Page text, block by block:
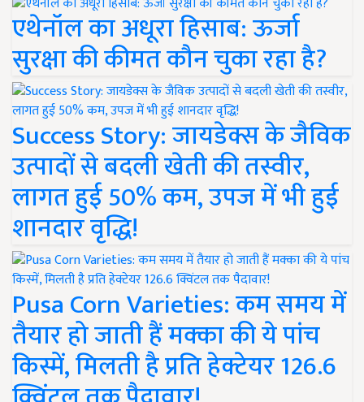
एथेनॉल का अधूरा हिसाब: ऊर्जा
सुरक्षा की कीमत कौन चुका रहा है?
Success Story: जायडेक्स के जैविक
उत्पादों से बदली खेती की तस्वीर,
लागत हुई 50% कम, उपज में भी हुई
शानदार वृद्धि!
Pusa Corn Varieties: कम समय में
तैयार हो जाती हैं मक्का की ये पांच
किस्में, मिलती है प्रति हेक्टेयर 126.6